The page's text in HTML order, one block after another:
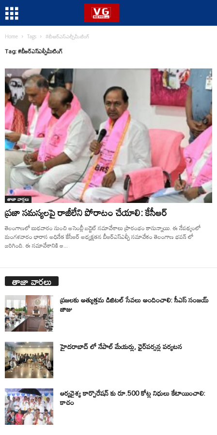
Home Tags #బీఆర్ఎస్ఎల్పీమీటింగ్
Tag: #బీఆర్ఎస్ఎల్పీమీటింగ్
తాజా వార్తలు
ప్రజా సమస్యలపై రాజీలేని పోరాటం చేయాలి: కేసీఆర్
తెలంగాణలో బుధవారం నుంచి అసెంబ్లీ బడ్జెట్ సమావేశాలు ప్రారంభం కానున్నాయి. ఈ నేపథ్యంలో
మంగళవారం భారాస అధినేత కేసీఆర్ అధ్యక్షతన బీఆర్ఎస్ఎల్పీ సమావేశం తెలంగాణ భవన్ లో
జరిగింది. ఈ సమావేశానికి ఆ...
తాజా వార్తలు
ప్రజలకు అత్యుత్తమ డిజిటల్ సేవలు అందించాలి: సీఎస్ సంజయ్
జాజు
హైదరాబాద్ లో నేపాల్ మేయర్లు, ఛైర్‌పర్సన్ల పర్యటన
ఆర్యవైశ్య కార్పొరేషన్ కు రూ.500 కోట్ల నిధులు కేటాయించాలి:
కాచం